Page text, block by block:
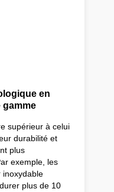
en
gamme
supérieur à celui
durabilité et
plus
exemple, les
inoxydable
plus de 10